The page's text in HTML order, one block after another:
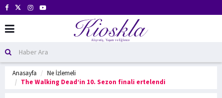
Anasayfa
Ne İzlemeli
The Walking Dead’in 10. Sezon finali ertelendi